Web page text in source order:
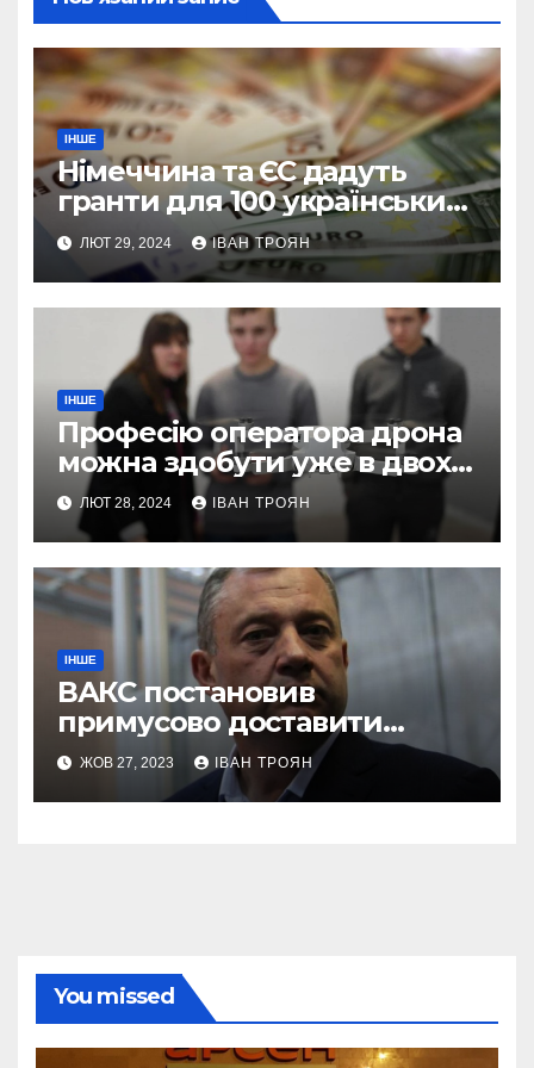
ІНШЕ
Німеччина та ЄС дадуть
гранти для 100 українських
підприємств
ЛЮТ 29, 2024 ІВАН ТРОЯН
ІНШЕ
Професію оператора дрона
можна здобути уже в двох
профтехах Львівщини
ЛЮТ 28, 2024 ІВАН ТРОЯН
ІНШЕ
ВАКС постановив
примусово доставити
Дубневича до суду
ЖОВ 27, 2023 ІВАН ТРОЯН
You missed